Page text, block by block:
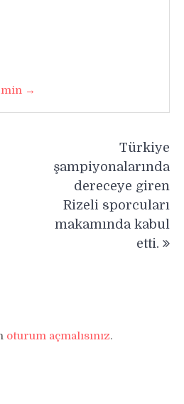
→
Türkiye
şampiyonalarında
dereceye giren
Rizeli sporcuları
makamında kabul
etti.
oturum açmalısınız.